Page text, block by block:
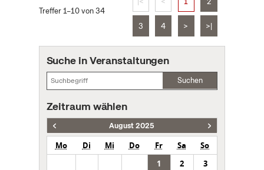
Treffer 1–10 von 34
3 4 > >|
Suche in Veranstaltungen
Suchen
Zeitraum wählen
August 2025
Mo Di Mi Do Fr Sa
So
1
2
3